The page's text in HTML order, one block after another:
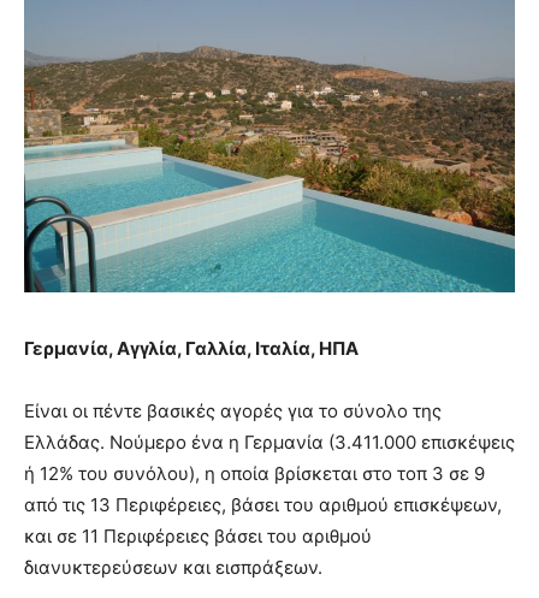
Γερμανία, Αγγλία, Γαλλία, Ιταλία, ΗΠΑ
Είναι οι πέντε βασικές αγορές για το σύνολο της
Ελλάδας. Νούμερο ένα η Γερμανία (3.411.000 επισκέψεις
ή 12% του συνόλου), η οποία βρίσκεται στο τοπ 3 σε 9
από τις 13 Περιφέρειες, βάσει του αριθμού επισκέψεων,
και σε 11 Περιφέρειες βάσει του αριθμού
διανυκτερεύσεων και εισπράξεων.